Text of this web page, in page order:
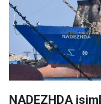
NADEZHDA